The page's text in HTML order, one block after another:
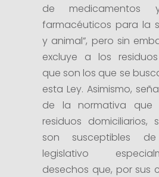
de medicamentos
farmacéuticos para la
y animal”, pero sin
excluye a los residuos
que son los que se
esta Ley. Asimismo,
de la normativa que
residuos domiciliarios,
son susceptibles
legislativo
desechos que, por sus